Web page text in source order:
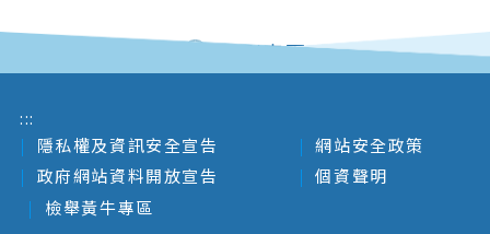
回列表頁
:::
隱私權及資訊安全宣告
網站安全政策
政府網站資料開放宣告
個資聲明
檢舉黃牛專區